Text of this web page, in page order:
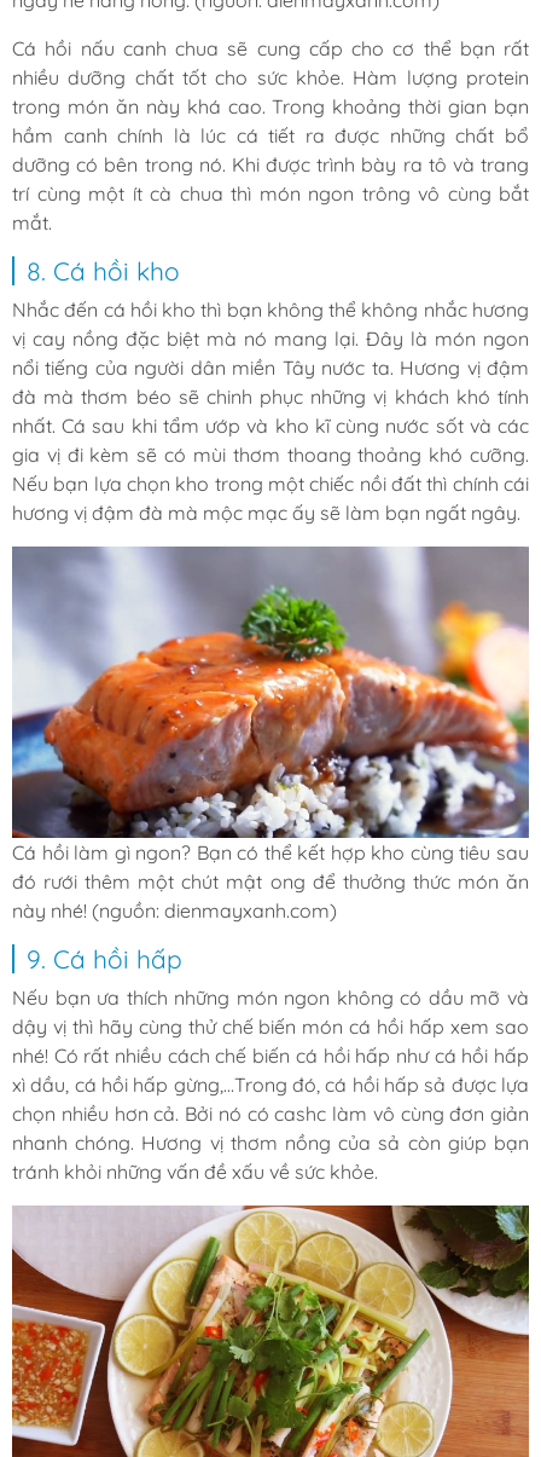
Cá hồi nấu canh chua sẽ cung cấp cho cơ thể bạn rất
nhiều dưỡng chất tốt cho sức khỏe. Hàm lượng protein
trong món ăn này khá cao. Trong khoảng thời gian bạn
hầm canh chính là lúc cá tiết ra được những chất bổ
dưỡng có bên trong nó. Khi được trình bày ra tô và trang
trí cùng một ít cà chua thì món ngon trông vô cùng bắt
mắt.
8. Cá hồi kho
Nhắc đến cá hồi kho thì bạn không thể không nhắc hương
vị cay nồng đặc biệt mà nó mang lại. Đây là món ngon
nổi tiếng của người dân miền Tây nước ta. Hương vị đậm
đà mà thơm béo sẽ chinh phục những vị khách khó tính
nhất. Cá sau khi tẩm ướp và kho kĩ cùng nước sốt và các
gia vị đi kèm sẽ có mùi thơm thoang thoảng khó cưỡng.
Nếu bạn lựa chọn kho trong một chiếc nồi đất thì chính cái
hương vị đậm đà mà mộc mạc ấy sẽ làm bạn ngất ngây.
Cá hồi làm gì ngon? Bạn có thể kết hợp kho cùng tiêu sau
đó rưới thêm một chút mật ong để thưởng thức món ăn
này nhé! (nguồn: dienmayxanh.com)
9. Cá hồi hấp
Nếu bạn ưa thích những món ngon không có dầu mỡ và
dậy vị thì hãy cùng thử chế biến món cá hồi hấp xem sao
nhé! Có rất nhiều cách chế biến cá hồi hấp như cá hồi hấp
xì dầu, cá hồi hấp gừng,…Trong đó, cá hồi hấp sả được lựa
chọn nhiều hơn cả. Bởi nó có cashc làm vô cùng đơn giản
nhanh chóng. Hương vị thơm nồng của sả còn giúp bạn
tránh khỏi những vấn đề xấu về sức khỏe.